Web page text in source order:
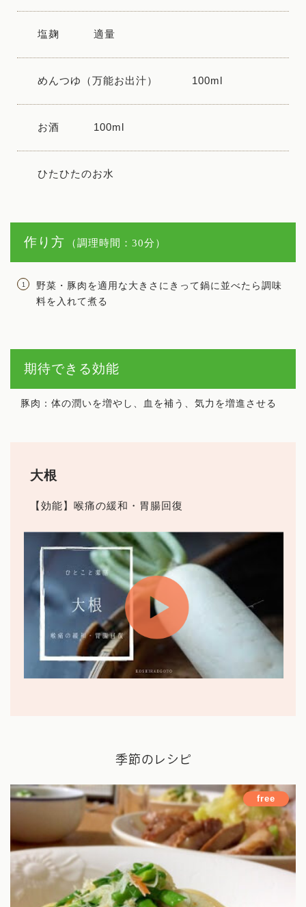
塩麹 適量
めんつゆ（万能お出汁） 100ml
お酒 100ml
ひたひたのお水
作り方 （調理時間：30分）
野菜・豚肉を適用な大きさにきって鍋に並べたら調味
料を入れて煮る
期待できる効能
豚肉：体の潤いを増やし、血を補う、気力を増進させる
大根
【効能】喉痛の緩和・胃腸回復
季節のレシピ
free